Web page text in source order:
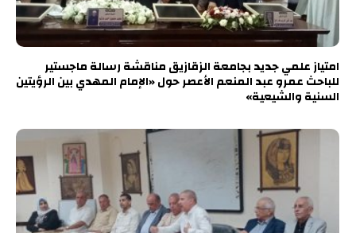
امتياز علمي جديد بجامعة الزقازيق مناقشة رسالة ماجستير
للباحث عمرو عبد المنعم الأعصر حول «الإمام المهدي بين الرؤيتين
السنية والشيعية»